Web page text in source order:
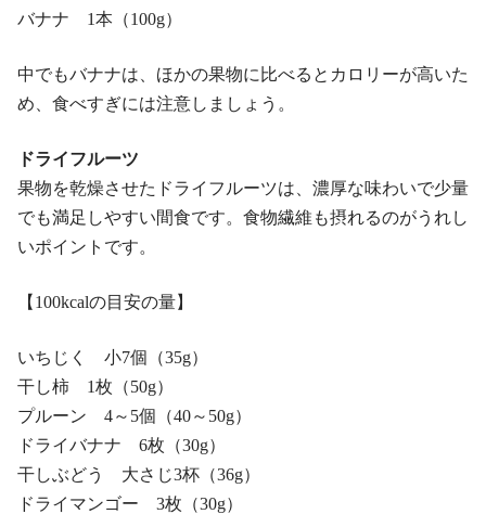
バナナ 1本（100g）
中でもバナナは、ほかの果物に比べるとカロリーが高いた
め、食べすぎには注意しましょう。
ドライフルーツ
果物を乾燥させたドライフルーツは、濃厚な味わいで少量
でも満足しやすい間食です。食物繊維も摂れるのがうれし
いポイントです。
【100kcalの目安の量】
いちじく 小7個（35g）
干し柿 1枚（50g）
プルーン 4～5個（40～50g）
ドライバナナ 6枚（30g）
干しぶどう 大さじ3杯（36g）
ドライマンゴー 3枚（30g）